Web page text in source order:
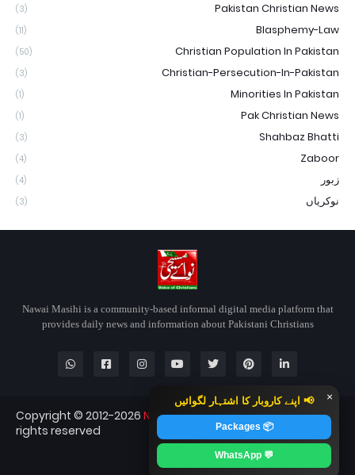
× 📢 اپنے کاروبار کا اشتہار لگوائیں
📦 Packages
💬 WhatsApp
Pakistan Christian News
(3)
Blasphemy-Law
(11)
Christian Population In Pakistan
(50)
Christian-Persecution-In-Pakistan
(3)
Minorities In Pakistan
(1)
Pak Christian News
(1)
Shahbaz Bhatti
(3)
Zaboor
(4)
زبور (4)
نوکریاں (3)
Nawai Masihi is a community-based informal digital media platform that
provides daily news and information about Pakistani Christians
Copyright © 2012-2026 Nawai MasihiNawai Masihi — All
rights reserved
Blogger Templates CopyBloggerThemes.com
Home
About
Contact